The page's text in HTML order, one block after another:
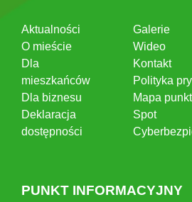
Aktualności
O mieście
Dla
mieszkańców
Dla biznesu
Deklaracja
dostępności
Galerie
Wideo
Kontakt
Polityka
Mapa
Spot
PUNKT INFORMACYJNY